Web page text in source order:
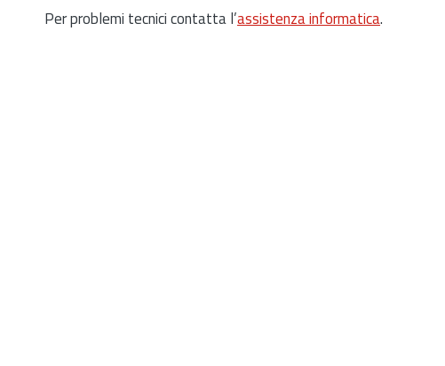
Per problemi tecnici contatta l’assistenza informatica.